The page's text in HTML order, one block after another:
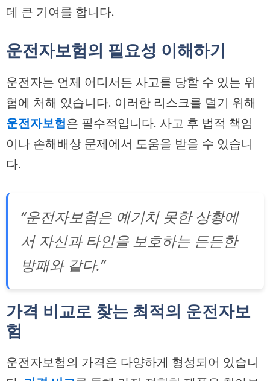
데 큰 기여를 합니다.
운전자보험의 필요성 이해하기
운전자는 언제 어디서든 사고를 당할 수 있는 위
험에 처해 있습니다. 이러한 리스크를 덜기 위해
운전자보험은 필수적입니다. 사고 후 법적 책임
이나 손해배상 문제에서 도움을 받을 수 있습니
다.
“운전자보험은 예기치 못한 상황에
서 자신과 타인을 보호하는 든든한
방패와 같다.”
가격 비교로 찾는 최적의 운전자보
험
운전자보험의 가격은 다양하게 형성되어 있습니